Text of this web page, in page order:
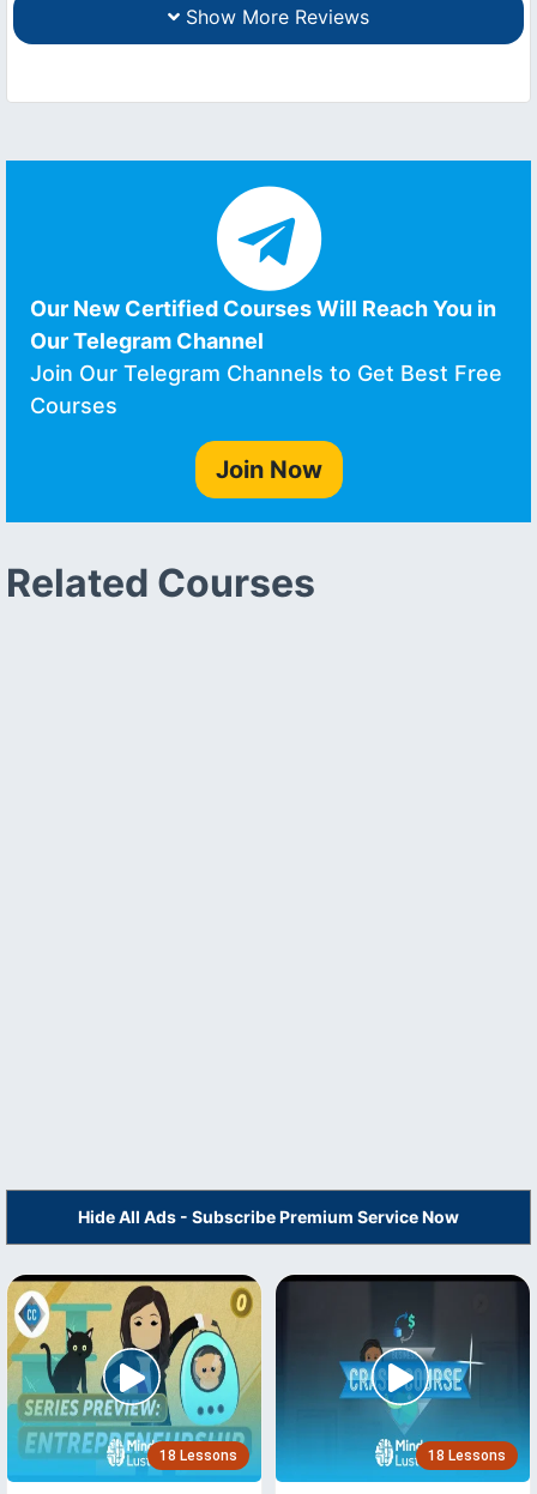
Show More Reviews
Our New Certified Courses Will Reach You in
Our Telegram Channel
Join Our Telegram Channels to Get Best Free
Courses
Join Now
Related Courses
Hide All Ads - Subscribe Premium Service Now
18 Lessons 18 Lessons